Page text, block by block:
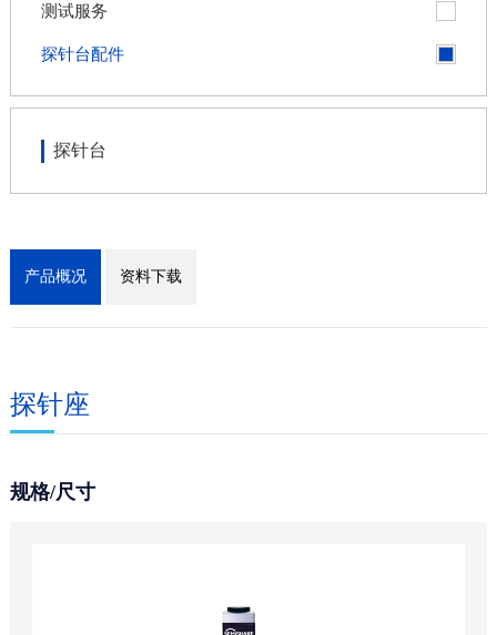
测试服务
探针台配件
探针台
产品概况 资料下载
探针座
规格/尺寸